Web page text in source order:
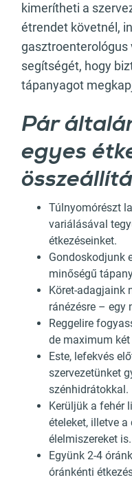
kimerítheti a
étrendet követnél,
gasztroenterológus
segítségét, hogy
tápanyagot
Pár
egyes
Túlnyomórészt
variálásával
étkezéseinket.
Gondoskodjunk
minőségű
Köret-adagjaink
ránézésre – egy
Reggelire
de maximum
Este, lefekvés
szervezetünket
szénhidrátokkal.
Kerüljük a fehér
ételeket, illetve
élelmiszereket is.
Együnk 2-4
óránkénti